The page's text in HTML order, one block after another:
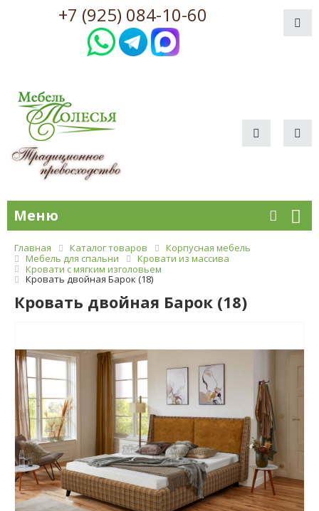
+7 (925) 084-10-60
Меню
Главная Каталог товаров
Корпусная мебель
Мебель для спальни
Кровати из массива
Кровати с мягким изголовьем
Кровать двойная Барок (18)
Кровать двойная Барок (18)